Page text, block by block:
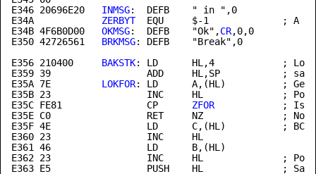
E346 20696E20 INMSG
E34A
ZERBYT
E34B 4F6B0D00 OKMSG:  DEFB    "Ok",CR
E350 42726561 BRKMSG: DEFB    "Break",0
E356 210400 BAKSTK: LD      HL,4            ;
E35A 7E LOKFOR: LD      A,(HL)          ; Get
E35B 23                 INC     HL              ; Point
E35C FE81               CP ZFOR
; Is
E35E C0                 RET     NZ              ; No
E35F 4E                 LD      C,(HL)          ; BC =
E360 23                 INC     HL
E361 46                 LD      B,(HL)
E362 23                 INC     HL              ; Point
E363 E5                 PUSH    HL              ; Save